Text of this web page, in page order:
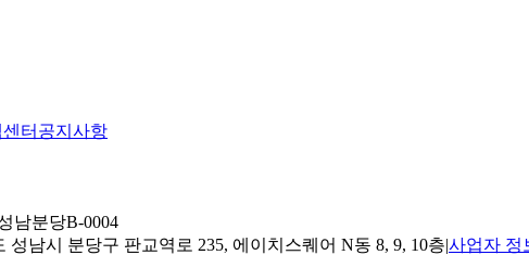
터 공지사항
남분당B-0004
성남시 분당구 판교역로 235, 에이치스퀘어 N동 8, 9, 10층|사업자 정